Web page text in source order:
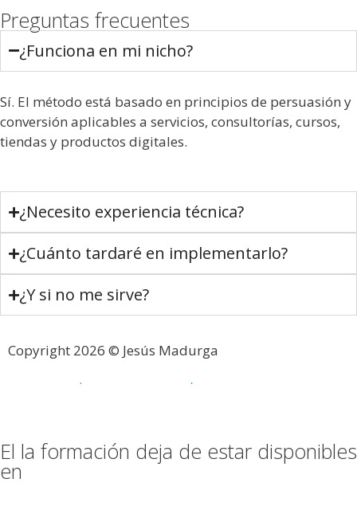
Preguntas frecuentes
¿Funciona en mi nicho?
Sí. El método está basado en principios de persuasión y
conversión aplicables a servicios, consultorías, cursos,
tiendas y productos digitales.
¿Necesito experiencia técnica?
¿Cuánto tardaré en implementarlo?
¿Y si no me sirve?
Copyright 2026 © Jesús Madurga
· ·
El la formación deja de estar disponibles
en